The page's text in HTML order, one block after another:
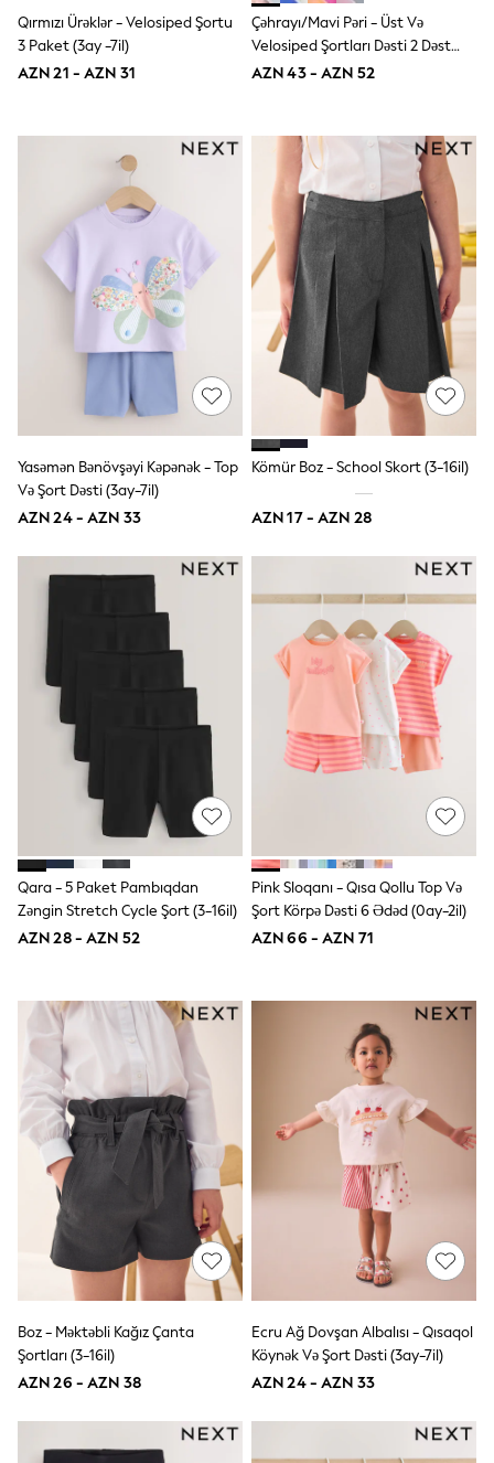
Wide Fit
Pyjamas & Underwear
Underwear
Sleepsuits
Socks
All Boys Schoolwear
Trousers
Shorts
Sweatshirts & Jumpers
Sports & Swimwear
Coats & Jackets
Underwear & Socks
Bags & Backpacks
Lunchboxes & Drink Bottles
All Accessories
Bags
Paw Patrol
Disney
Marvel
Sneakers
Hoodies & Sweatshirts
T-Shirts & Polo Shirts
Joggers & Shorts
Baker By Ted Baker
Vanilla Underground
JoJo Maman Bebe
Character
Joules
Sliders
Wellies
BABY
50-56cm
74-80cm
80-86cm
Girls
All Maternity
All Clothing
Cardigans & Knitwear
Coats & Pramsuits
Dungarees
Leggings
Occasionwear
Sets & Outfits
Swimwear
Socks & Tights
Tops & T-Shirts
Trousers & Joggers
Sleepsuits
Qırmızı Ürəklər - Velosiped Şortu
3 Paket (3ay -7il)
AZN 21 - AZN 31
Çəhrayı/Mavi Pəri - Üst Və
Velosiped Şortları Dəsti 2 Dəst
(3ay-7il)
AZN 43 - AZN 52
Yasəmən Bənövşəyi Kəpənək - Top
Və Şort Dəsti (3ay-7il)
AZN 24 - AZN 33
Kömür Boz - School Skort (3-16il)
AZN 17 - AZN 28
Qara - 5 Paket Pambıqdan
Zəngin Stretch Cycle Şort (3-16il)
AZN 28 - AZN 52
Pink Sloqanı - Qısa Qollu Top Və
Şort Körpə Dəsti 6 Ədəd (0ay-2il)
AZN 66 - AZN 71
Boz - Məktəbli Kağız Çanta
Şortları (3-16il)
AZN 26 - AZN 38
Ecru Ağ Dovşan Albalısı - Qısaqol
Köynək Və Şort Dəsti (3ay-7il)
AZN 24 - AZN 33